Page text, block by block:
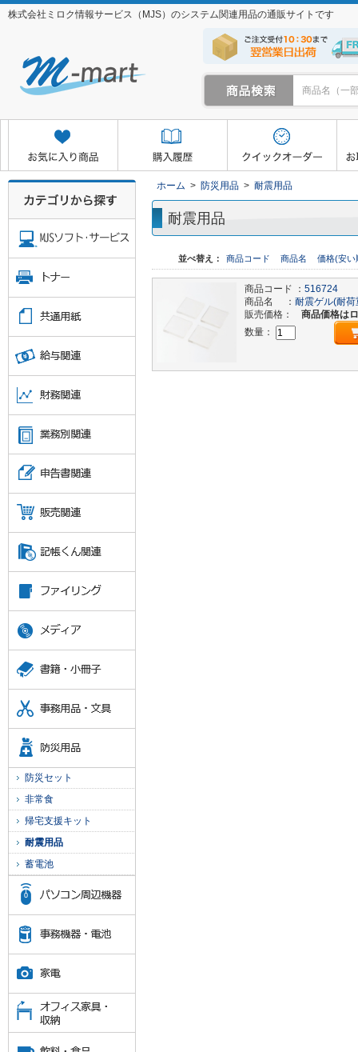
株式会社ミロク情報サービス（MJS）のシステム関連用品の通販サイトです
お取り寄せサービス マイページ
ホーム > 防災用品 > 耐震用品
耐震用品
並べ替え： 商品コード 商品名 価格(安
商品コード ： 516724
商品名 ： 耐震ゲル(耐
販売価格：
商品価格は
数量：
防災セット
非常食
帰宅支援キット
耐震用品
蓄電池